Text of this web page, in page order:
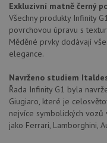
Exkluzivní matně černý
Všechny produkty Infinity
povrchovou úpravu s
Měděné prvky dodávají
elegance.
Navrženo studiem
Řada Infinity G1 byla
Giugiaro, které je
nejvíce symbolických
jako Ferrari, Lamborghini,